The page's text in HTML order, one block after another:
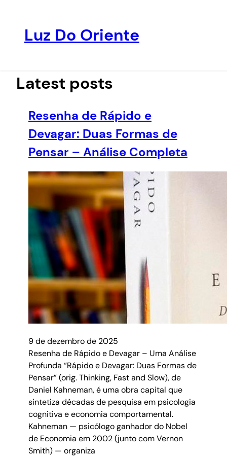
conteúdo
Luz Do Oriente
Latest posts
Resenha de Rápido e
Devagar: Duas Formas de
Pensar – Análise Completa
9 de dezembro de 2025
Resenha de Rápido e Devagar – Uma Análise
Profunda “Rápido e Devagar: Duas Formas de
Pensar” (orig. Thinking, Fast and Slow), de
Daniel Kahneman, é uma obra capital que
sintetiza décadas de pesquisa em psicologia
cognitiva e economia comportamental.
Kahneman — psicólogo ganhador do Nobel
de Economia em 2002 (junto com Vernon
Smith) — organiza